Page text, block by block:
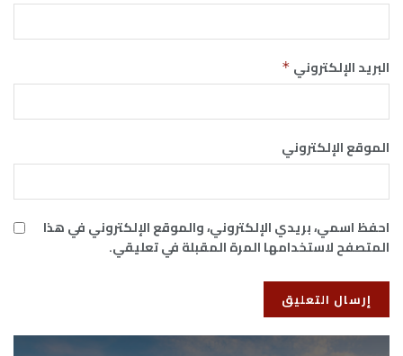
البريد الإلكتروني *
الموقع الإلكتروني
احفظ اسمي، بريدي الإلكتروني، والموقع الإلكتروني في هذا
المتصفح لاستخدامها المرة المقبلة في تعليقي.